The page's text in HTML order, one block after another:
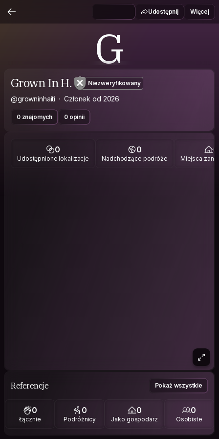
Udostępnij Więcej
G
Grown In H. Niezweryfikowany
@growninhaiti Członek od 2026
0 znajomych 0 opinii
0
Udostępnione lokalizacje
0
Nadchodzące podróże
0
Miejsca
Referencje Pokaż wszystkie
0
Łącznie
0
Podróżnicy
0
Jako gospodarz
0
Osobiste